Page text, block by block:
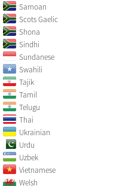
Samoan
Scots Gaelic
Shona
Sindhi
Sundanese
Swahili
Tajik
Tamil
Telugu
Thai
Ukrainian
Urdu
Uzbek
Vietnamese
Welsh